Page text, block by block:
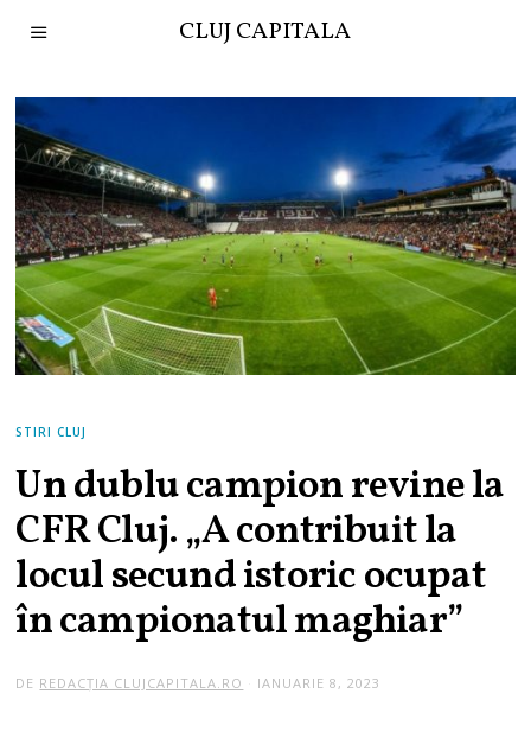
CLUJ CAPITALA
STIRI CLUJ
Un dublu campion revine la
CFR Cluj. „A contribuit la
locul secund istoric ocupat
în campionatul maghiar”
DE REDACȚIA CLUJCAPITALA.RO IANUARIE 8, 2023